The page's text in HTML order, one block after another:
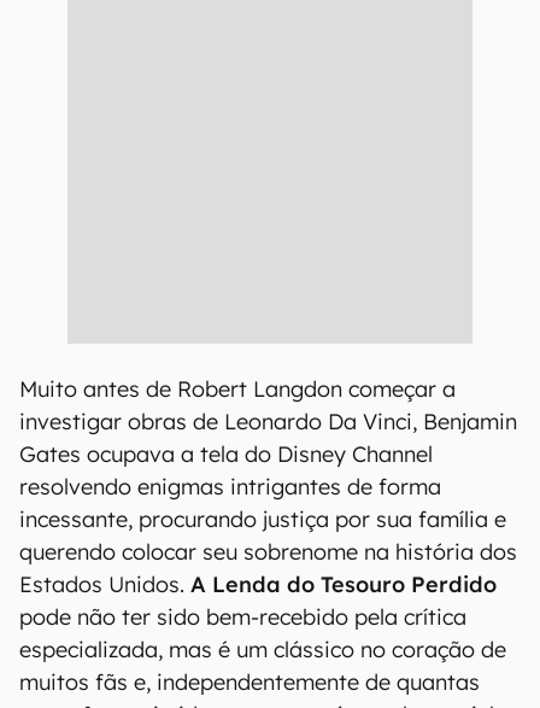
Muito antes de Robert Langdon começar a
investigar obras de Leonardo Da Vinci, Benjamin
Gates ocupava a tela do Disney Channel
resolvendo enigmas intrigantes de forma
incessante, procurando justiça por sua família e
querendo colocar seu sobrenome na história dos
Estados Unidos. A Lenda do Tesouro Perdido
pode não ter sido bem-recebido pela crítica
especializada, mas é um clássico no coração de
muitos fãs e, independentemente de quantas